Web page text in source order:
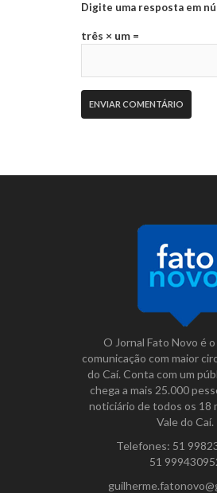
Digite uma resposta em
três × um =
O Jornal Fato Novo é
comunicação com maior
do Caí. Conta com um
chega a mais 25.000
noticiário de todos os 18
Vale do Caí.
Telefones: 51
51